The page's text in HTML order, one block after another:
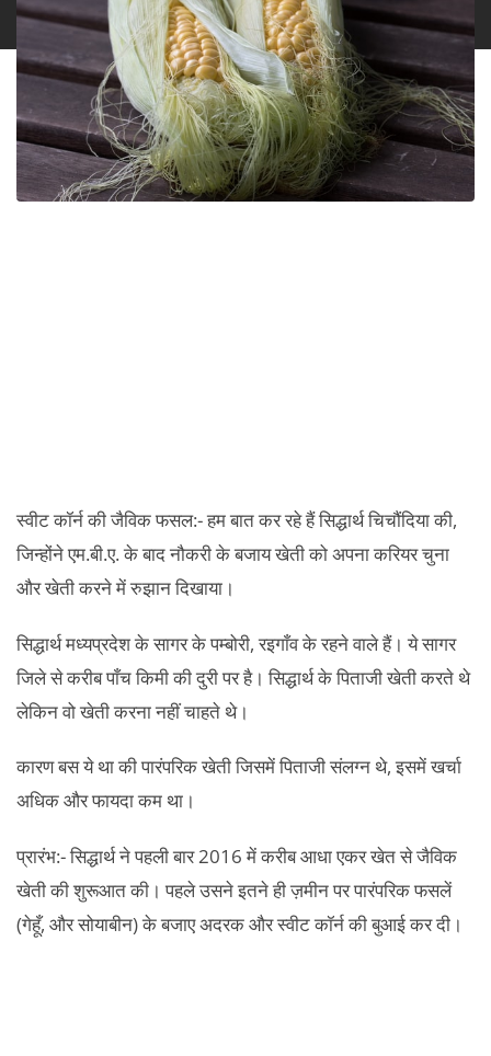
स्वीट कॉर्न की जैविक फसल:- हम बात कर रहे हैं सिद्धार्थ चिचौंदिया की,
जिन्होंने एम.बी.ए. के बाद नौकरी के बजाय खेती को अपना करियर चुना
और खेती करने में रुझान दिखाया।
सिद्धार्थ मध्यप्रदेश के सागर के पम्बोरी, रइगाँव के रहने वाले हैं। ये सागर
जिले से करीब पाँच किमी की दुरी पर है। सिद्धार्थ के पिताजी खेती करते थे
लेकिन वो खेती करना नहीं चाहते थे।
कारण बस ये था की पारंपरिक खेती जिसमें पिताजी संलग्न थे, इसमें खर्चा
अधिक और फायदा कम था।
प्रारंभ:- सिद्धार्थ ने पहली बार 2016 में करीब आधा एकर खेत से जैविक
खेती की शुरूआत की। पहले उसने इतने ही ज़मीन पर पारंपरिक फसलें
(गेहूँ, और सोयाबीन) के बजाए अदरक और स्वीट कॉर्न की बुआई कर दी।